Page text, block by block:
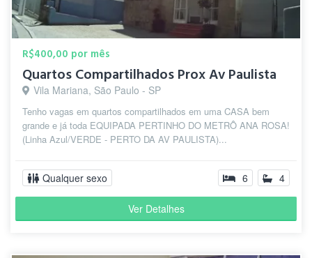
R$400,00 por mês
Quartos Compartilhados Prox Av Paulista
Vila Mariana, São Paulo - SP
Tenho vagas em quartos compartilhados em uma CASA bem
grande e já toda EQUIPADA PERTINHO DO METRÔ ANA ROSA!
(Linha Azul/VERDE - PERTO DA AV PAULISTA)...
Qualquer sexo 6 4
Ver Detalhes